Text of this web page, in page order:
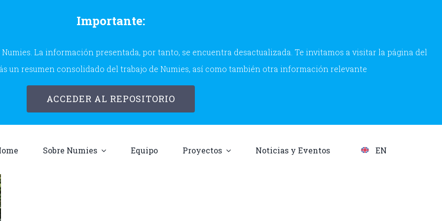
Importante:
La información presentada, por tanto, se encuentra desactualizada. Te invitamos a visitar la página del
un resumen consolidado del trabajo de Numies, así como también otra información relevante
ACCEDER AL REPOSITORIO
Sobre Numies Equipo Proyectos Noticias y Eventos EN